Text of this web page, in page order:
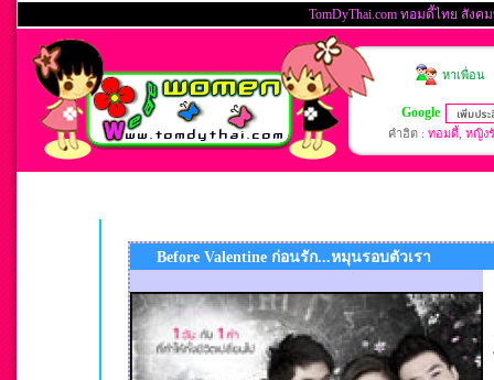
Before Valentine ก่อนรัก...หมุนรอบตัวเรา